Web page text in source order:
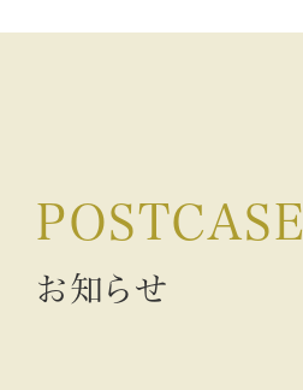
POSTCASE
お知らせ